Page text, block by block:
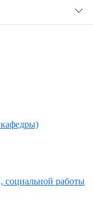
социальной работы